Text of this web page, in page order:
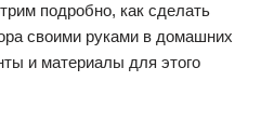
подробно, как сделать
своими руками в домашних
и материалы для этого